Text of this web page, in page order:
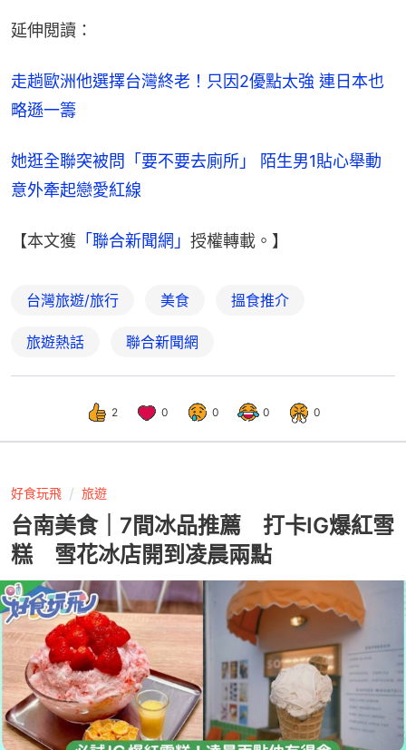
延伸閲讀：
走趟歐洲他選擇台灣終老！只因2優點太強 連日本也
略遜一籌
她逛全聯突被問「要不要去廁所」 陌生男1貼心舉動
意外牽起戀愛紅線
【本文獲 「聯合新聞網」 授權轉載。】
台灣旅遊/旅行 美食 搵食推介
旅遊熱話 聯合新聞網
2 0 0 0 0
好食玩飛 旅遊
台南美食｜7間冰品推薦 打卡IG爆紅雪
糕 雪花冰店開到凌晨兩點